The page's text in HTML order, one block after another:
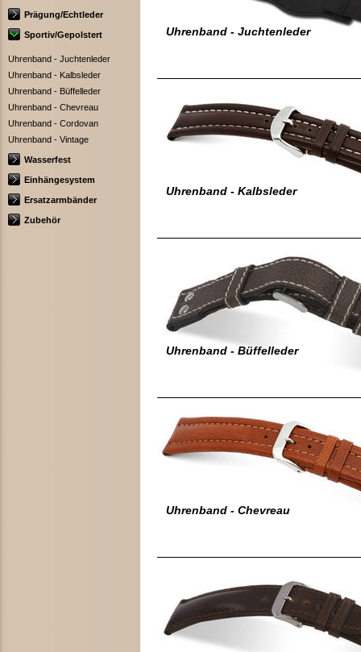
Prägung/Echtleder
Sportiv/Gepolstert
Uhrenband - Juchtenleder
Uhrenband - Kalbsleder
Uhrenband - Büffelleder
Uhrenband - Chevreau
Uhrenband - Cordovan
Uhrenband - Vintage
Wasserfest
Einhängesystem
Ersatzarmbänder
Zubehör
Uhrenband - Juchtenleder
Uhrenband - Kalbsleder
Uhrenband - Büffelleder
Uhrenband - Chevreau